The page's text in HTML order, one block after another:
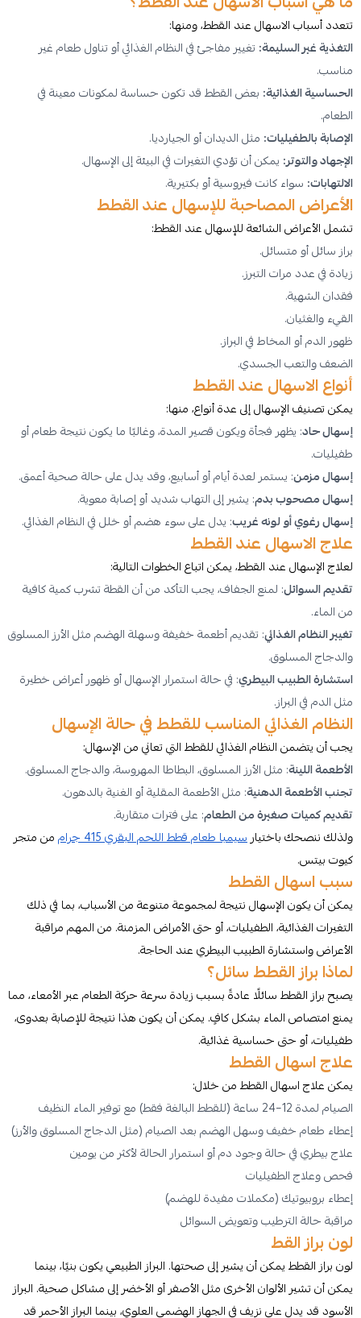
تتعدد أسباب الاسهال عند القطط، ومنها:
التغذية غير السليمة: تغيير مفاجئ في النظام الغذائي أو تناول طعام غير
مناسب.
الحساسية الغذائية: بعض القطط قد تكون حساسة لمكونات معينة في
الطعام.
الإصابة بالطفيليات: مثل الديدان أو الجيارديا.
الإجهاد والتوتر: يمكن أن تؤدي التغيرات في البيئة إلى الإسهال.
الالتهابات: سواء كانت فيروسية أو بكتيرية.
الأعراض المصاحبة للإسهال عند القطط
تشمل الأعراض الشائعة للإسهال عند القطط:
براز سائل أو متسائل.
زيادة في عدد مرات التبرز.
فقدان الشهية.
القيء والغثيان.
ظهور الدم أو المخاط في البراز.
الضعف والتعب الجسدي.
أنواع الاسهال عند القطط
يمكن تصنيف الإسهال إلى عدة أنواع، منها:
إسهال حاد: يظهر فجأة ويكون قصير المدة، وغالبًا ما يكون نتيجة طعام أو
طفيليات.
إسهال مزمن: يستمر لعدة أيام أو أسابيع، وقد يدل على حالة صحية أعمق.
إسهال مصحوب بدم: يشير إلى التهاب شديد أو إصابة معوية.
إسهال رغوي أو لونه غريب: يدل على سوء هضم أو خلل في النظام الغذائي.
علاج الاسهال عند القطط
لعلاج الإسهال عند القطط، يمكن اتباع الخطوات التالية:
تقديم السوائل: لمنع الجفاف، يجب التأكد من أن القطة تشرب كمية كافية
من الماء.
تغيير النظام الغذائي: تقديم أطعمة خفيفة وسهلة الهضم مثل الأرز المسلوق
والدجاج المسلوق.
استشارة الطبيب البيطري: في حالة استمرار الإسهال أو ظهور أعراض خطيرة
مثل الدم في البراز.
النظام الغذائي المناسب للقطط في حالة الإسهال
يجب أن يتضمن النظام الغذائي للقطط التي تعاني من الإسهال:
الأطعمة اللينة: مثل الأرز المسلوق، البطاطا المهروسة، والدجاج المسلوق.
تجنب الأطعمة الدهنية: مثل الأطعمة المقلية أو الغنية بالدهون.
تقديم كميات صغيرة من الطعام: على فترات متقاربة.
ولذلك ننصحك باختيارسيمبا طعام قطط اللحم البقري 415 جرام
من متجر
كيوت بيتس.
سبب اسهال القطط
يمكن أن يكون الإسهال نتيجة لمجموعة متنوعة من الأسباب، بما في ذلك
التغيرات الغذائية، الطفيليات، أو حتى الأمراض المزمنة. من المهم مراقبة
الأعراض واستشارة الطبيب البيطري عند الحاجة.
لماذا براز القطط سائل؟
يصبح براز القطط سائلًا عادةً بسبب زيادة سرعة حركة الطعام عبر الأمعاء، مما
يمنع امتصاص الماء بشكل كافٍ. يمكن أن يكون هذا نتيجة للإصابة بعدوى،
طفيليات، أو حتى حساسية غذائية.
علاج اسهال القطط
يمكن علاج اسهال القطط من خلال:
الصيام لمدة 12–24 ساعة (للقطط البالغة فقط) مع توفير الماء النظيف
إعطاء طعام خفيف وسهل الهضم بعد الصيام (مثل الدجاج المسلوق والأرز)
علاج بيطري في حالة وجود دم أو استمرار الحالة لأكثر من يومين
فحص وعلاج الطفيليات
إعطاء بروبيوتيك (مكملات مفيدة للهضم)
مراقبة حالة الترطيب وتعويض السوائل
لون براز القط
لون براز القطط يمكن أن يشير إلى صحتها. البراز الطبيعي يكون بنيًا، بينما
يمكن أن تشير الألوان الأخرى مثل الأصفر أو الأخضر إلى مشاكل صحية. البراز
الأسود قد يدل على نزيف في الجهاز الهضمي العلوي، بينما البراز الأحمر قد